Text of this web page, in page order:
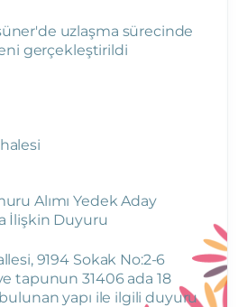
uzlaşma sürecinde
gerçekleştirildi
Alımı Yedek Aday
İlişkin Duyuru
9194 Sokak No:2-6
tapunun 31406 ada 18
yapı ile ilgili duyuru